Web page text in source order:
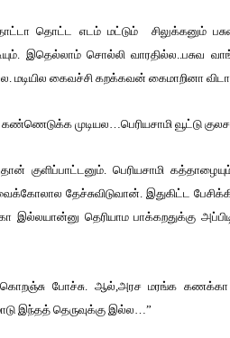
தொட்ட எடம் மட்டும் சிலுக்கனும்
இதெல்லாம் சொல்லி வாரதில்ல..பசுவ
மடியில கைவச்சி கறக்கவன் கைமாறினா
முடியல…பெரியசாமி வூட்டு
குளிப்பாட்டனும். பெரியசாமி
தேச்சுவிடுவான். இதுகிட்ட
இல்லயான்னு தெரியாம பாக்கறதுக்கு
கொறஞ்சு போச்சு. ஆல்,அரச மரங்க
இந்தத் தெருவுக்கு இல்ல…”